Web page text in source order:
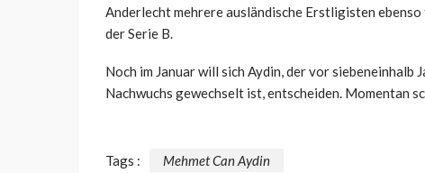
Anderlecht mehrere ausländische Erstligisten
der Serie B.
Noch im Januar will sich Aydin, der vor siebeneinhalb
Nachwuchs gewechselt ist, entscheiden. Momentan
Tags : Mehmet Can Aydin